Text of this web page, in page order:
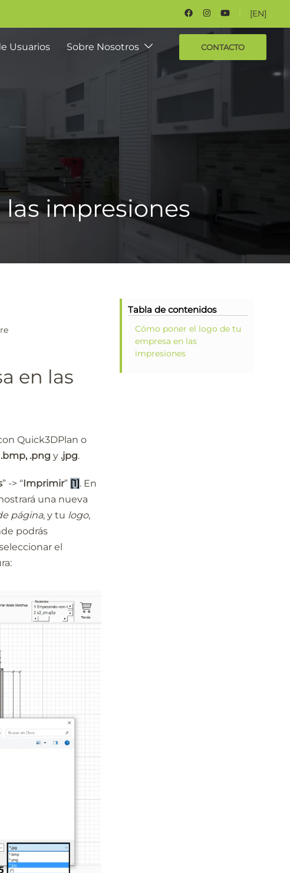
[EN]
Usuarios Sobre Nosotros CONTACTO
impresiones
en las
Quick3DPlan o
.bmp, .pngy .jpg.
” -> “Imprimir” [1]. En
una nueva
página, y tu logo,
podrás
el
Tabla de contenidos
Cómo poner el logo de tu
empresa en las
impresiones